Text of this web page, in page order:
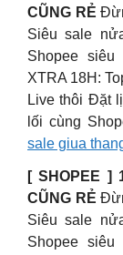
CŨNG RẺ
Siêu sale
Shopee
XTRA 18H:
Live thôi Đặt
lối cùng
sale giua
[ SHOPEE ]
CŨNG RẺ
Siêu sale
Shopee